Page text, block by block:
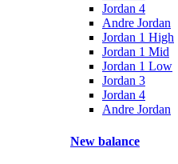
Jordan 4
Andre Jordan
Jordan 1 High
Jordan 1 Mid
Jordan 1 Low
Jordan 3
Jordan 4
Andre Jordan
New balance